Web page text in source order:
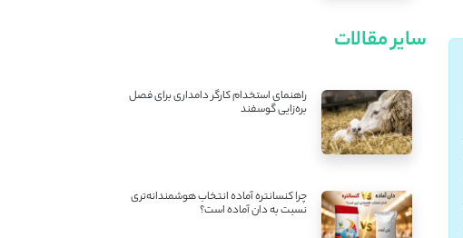
سایر مقالات
راهنمای استخدام کارگر دامداری برای فصل
بره‌زایی گوسفند
چرا کنسانتره آماده انتخاب هوشمندانه‌تری
نسبت به دان آماده است؟